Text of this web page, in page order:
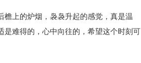
檐上的炉烟，袅袅升起的感觉，真是温
是难得的，心中向往的，希望这个时刻可